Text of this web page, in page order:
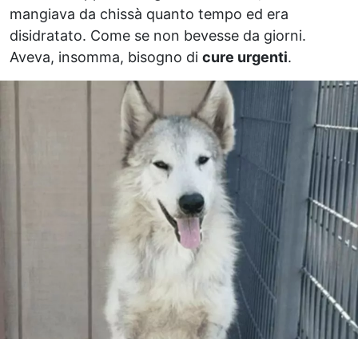
mangiava da chissà quanto tempo ed era
disidratato. Come se non bevesse da giorni.
Aveva, insomma, bisogno di cure urgenti.